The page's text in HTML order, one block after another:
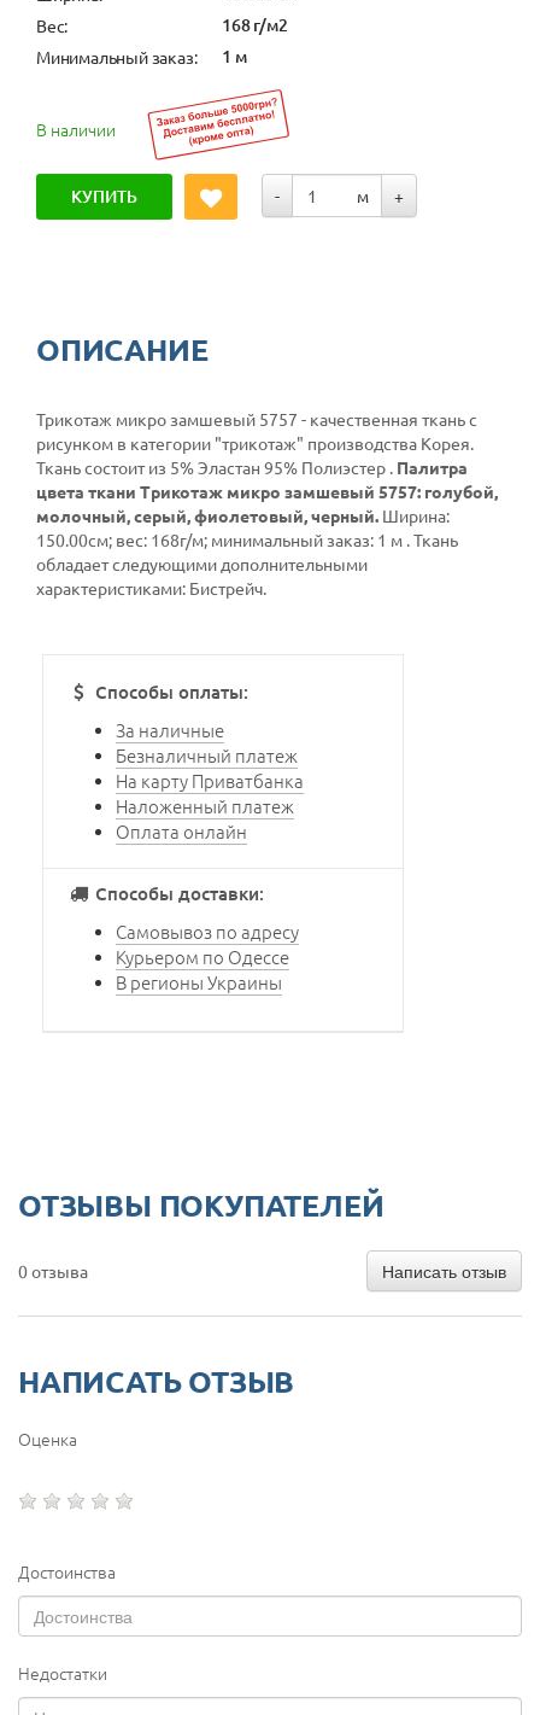
Вес: 168 г/м2
Минимальный заказ: 1 м
В наличии
КУПИТЬ - м +
ОПИСАНИЕ
Трикотаж микро замшевый 5757 - качественная ткань с
рисунком в категории "трикотаж" производства Корея.
Ткань состоит из 5% Эластан 95% Полиэстер . Палитра
цвета ткани Трикотаж микро замшевый 5757: голубой,
молочный, серый, фиолетовый, черный. Ширина:
150.00см; вес: 168г/м; минимальный заказ: 1 м . Ткань
обладает следующими дополнительными
характеристиками: Бистрейч.
Способы оплаты:
За наличные
Безналичный платеж
На карту Приватбанка
Наложенный платеж
Оплата онлайн
Способы доставки:
Cамовывоз по адресу
Курьером по Одессе
В регионы Украины
ОТЗЫВЫ ПОКУПАТЕЛЕЙ
0 отзыва Написать отзыв
НАПИСАТЬ ОТЗЫВ
Оценка
Достоинства
Недостатки